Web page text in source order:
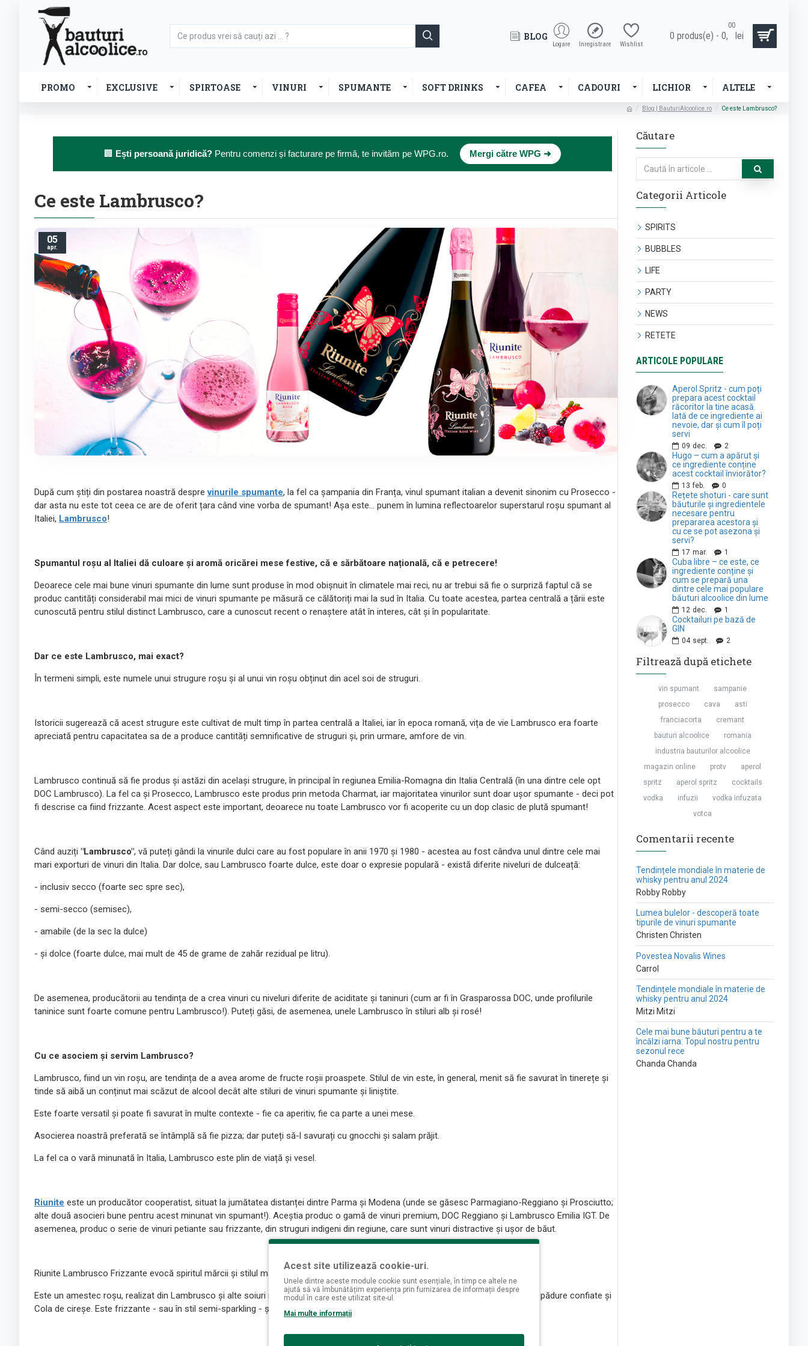
BLOG
Logare Inregistrare Wishlist
0 produs(e) - 0,
00
lei
PROMO EXCLUSIVE SPIRTOASE VINURI SPUMANTE SOFT DRINKS CAFEA CADOURI LICHIOR ALTELE
Blog | BauturiAlcoolice.ro Ce este Lambrusco?
🏢 Ești persoană juridică? Pentru comenzi și facturare pe firmă, te invităm pe WPG.ro. Mergi către WPG ➜
Ce este Lambrusco?
05
apr.
După cum știți din postarea noastră desprevinurile spumante, la fel ca șampania din Franța, vinul spumant italian a devenit sinonim cu Prosecco -
dar asta nu este tot ceea ce are de oferit țara când vine vorba de spumant! Așa este... punem în lumina reflectoarelor superstarul roșu spumant al
Italiei, Lambrusco!
Spumantul roșu al Italiei dă culoare și aromă oricărei mese festive, că e sărbătoare națională, că e petrecere!
Deoarece cele mai bune vinuri spumante din lume sunt produse în mod obișnuit în climatele mai reci, nu ar trebui să fie o surpriză faptul că se
produc cantități considerabil mai mici de vinuri spumante pe măsură ce călătoriți mai la sud în Italia. Cu toate acestea, partea centrală a țării este
cunoscută pentru stilul distinct Lambrusco, care a cunoscut recent o renaștere atât în interes, cât și în popularitate.
Dar ce este Lambrusco, mai exact?
În termeni simpli, este numele unui strugure roșu și al unui vin roșu obținut din acel soi de struguri.
Istoricii sugerează că acest strugure este cultivat de mult timp în partea centrală a Italiei, iar în epoca romană, vița de vie Lambrusco era foarte
apreciată pentru capacitatea sa de a produce cantități semnificative de struguri și, prin urmare, amfore de vin.
Lambrusco continuă să fie produs și astăzi din același strugure, în principal în regiunea Emilia-Romagna din Italia Centrală (în una dintre cele opt
DOC Lambrusco). La fel ca și Prosecco, Lambrusco este produs prin metoda Charmat, iar majoritatea vinurilor sunt doar ușor spumante - deci pot
fi descrise ca fiind frizzante. Acest aspect este important, deoarece nu toate Lambrusco vor fi acoperite cu un dop clasic de plută spumant!
Când auziți "Lambrusco", vă puteți gândi la vinurile dulci care au fost populare în anii 1970 și 1980 - acestea au fost cândva unul dintre cele mai
mari exporturi de vinuri din Italia. Dar dolce, sau Lambrusco foarte dulce, este doar o expresie populară - există diferite niveluri de dulceață:
- inclusiv secco (foarte sec spre sec),
- semi-secco (semisec),
- amabile (de la sec la dulce)
- și dolce (foarte dulce, mai mult de 45 de grame de zahăr rezidual pe litru).
De asemenea, producătorii au tendința de a crea vinuri cu niveluri diferite de aciditate și taninuri (cum ar fi în Grasparossa DOC, unde profilurile
taninice sunt foarte comune pentru Lambrusco!). Puteți găsi, de asemenea, unele Lambrusco în stiluri alb și rosé!
Cu ce asociem și servim Lambrusco?
Lambrusco, fiind un vin roșu, are tendința de a avea arome de fructe roșii proaspete. Stilul de vin este, în general, menit să fie savurat în tinerețe și
tinde să aibă un conținut mai scăzut de alcool decât alte stiluri de vinuri spumante și liniștite.
Este foarte versatil și poate fi savurat în multe contexte - fie ca aperitiv, fie ca parte a unei mese.
Asocierea noastră preferată se întâmplă să fie pizza; dar puteți să-l savurați cu gnocchi și salam prăjit.
La fel ca o vară minunată în Italia, Lambrusco este plin de viață și vesel.
Riunite este un producător cooperatist, situat la jumătatea distanței dintre Parma și Modena (unde se găsesc Parmagiano-Reggiano și Prosciutto;
alte două asocieri bune pentru acest minunat vin spumant!). Aceștia produc o gamă de vinuri premium, DOC Reggiano și Lambrusco Emilia IGT. De
asemenea, produc o serie de vinuri petiante sau frizzante, din struguri indigeni din regiune, care sunt vinuri distractive și ușor de băut.
Riunite Lambrusco Frizzante evocă spiritul mărcii și stilul mai dulce de Lambrusco care a făcut-o celebră în întreaga lume.
Este un amestec roșu, realizat din Lambrusco și alte soiuri roșii, în stil dolce, și veți găsi în palat fructe roșii delicioase, fructe de pădure confiate și
Cola de cireșe. Este frizzante - sau în stil semi-sparkling - și este ușor de băut și distractiv.
Căutare
Categorii Articole
SPIRITS
BUBBLES
LIFE
PARTY
NEWS
RETETE
ARTICOLE POPULARE
Aperol Spritz - cum poți
prepara acest cocktail
răcoritor la tine acasă.
Iată de ce ingrediente ai
nevoie, dar și cum îl poți
servi
09 dec. 2
Hugo – cum a apărut și
ce ingrediente conține
acest cocktail înviorător?
13 feb. 0
Rețete shoturi - care sunt
băuturile și ingredientele
necesare pentru
prepararea acestora și
cu ce se pot asezona și
servi?
17 mar. 1
Cuba libre – ce este, ce
ingrediente conține și
cum se prepară una
dintre cele mai populare
băuturi alcoolice din lume
12 dec. 1
Cocktailuri pe bază de
GIN
04 sept. 2
Filtrează după etichete
vin spumant
sampanie
prosecco
cava
asti
franciacorta
cremant
bauturi alcoolice
romania
industria bauturilor alcoolice
magazin online
protv
aperol
spritz
aperol spritz
cocktails
vodka
infuzii
vodka infuzata
votca
Comentarii recente
Tendințele mondiale în materie de
whisky pentru anul 2024
Robby Robby
Lumea bulelor - descoperă toate
tipurile de vinuri spumante
Christen Christen
Povestea Novalis Wines
Carrol
Tendințele mondiale în materie de
whisky pentru anul 2024
Mitzi Mitzi
Cele mai bune băuturi pentru a te
încălzi iarna: Topul nostru pentru
sezonul rece
Chanda Chanda
Acest site utilizează cookie-uri.
Unele dintre aceste module cookie sunt esențiale, în timp ce altele ne
ajută să vă îmbunătățim experiența prin furnizarea de informații despre
modul în care este utilizat site-ul.
Mai multe informații